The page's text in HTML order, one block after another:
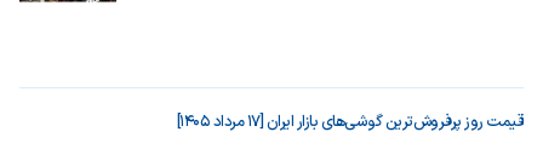
قیمت روز پرفروش‌ترین گوشی‌های بازار ایران [17 مرداد 1405]